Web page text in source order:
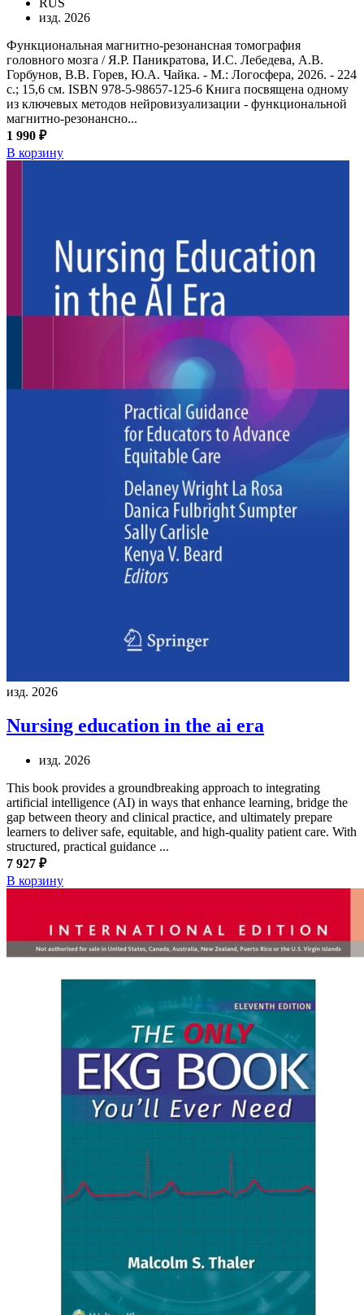
изд. 2026
Функциональная магнитно-резонансная томография
головного мозга / Я.Р. Паникратова, И.С. Лебедева, А.В.
Горбунов, В.В. Горев, Ю.А. Чайка. - М.: Логосфера, 2026. - 224
с.; 15,6 см. ISBN 978-5-98657-125-6 Книга посвящена одному
из ключевых методов нейровизуализации - функциональной
магнитно-резонансно...
1 990 ₽
В корзину
изд. 2026
Nursing education in the ai era
изд. 2026
This book provides a groundbreaking approach to integrating
artificial intelligence (AI) in ways that enhance learning, bridge the
gap between theory and clinical practice, and ultimately prepare
learners to deliver safe, equitable, and high-quality patient care. With
structured, practical guidance ...
7 927 ₽
В корзину